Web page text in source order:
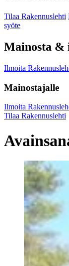
Tilaa Rakennuslehti
syöte
Mainosta &
Ilmoita
Mainostajalle
Ilmoita
Tilaa Rakennuslehti